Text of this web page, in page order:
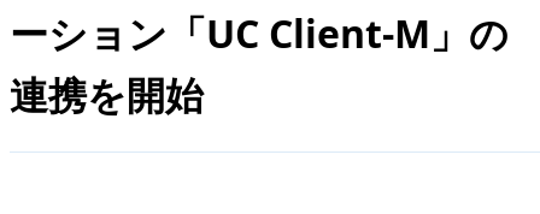
ーション「UC Client-M」の
連携を開始